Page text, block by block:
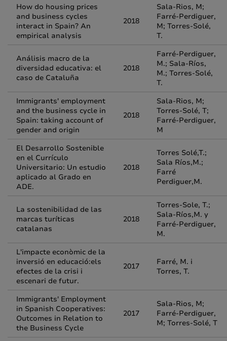
How do housing prices
and business cycles
interact in Spain? An
empirical analysis
2018
Sala-Rios, M;
Farré-Perdiguer,
M; Torres-Solé,
T.
Análisis macro de la
diversidad educativa: el
caso de Cataluña
2018
Farré-Perdiguer,
M.; Sala-Ríos,
M.; Torres-Solé,
T.
Immigrants' employment
and the business cycle in
Spain: taking account of
gender and origin
2018
Sala-Rios, M;
Torres-Solé, T;
Farré-Perdiguer,
M
El Desarrollo Sostenible
en el Currículo
Universitario: Un estudio
aplicado al Grado en
ADE.
2018
Torres Solé,T.;
Sala Ríos,M.;
Farré
Perdiguer,M.
La sostenibilidad de las
marcas turíticas
catalanas
2018
Torres-Sole, T.;
Sala-Ríos,M. y
Farré-Perdiguer,
M.
L'impacte econòmic de la
inversió en educació:els
efectes de la crisi i
escenari de futur.
2017
Farré, M. i
Torres, T.
Immigrants' Employment
in Spanish Cooperatives:
Outcomes in Relation to
the Business Cycle
2017
Sala-Rios, M;
Farré-Perdiguer,
M; Torres-Solé, T